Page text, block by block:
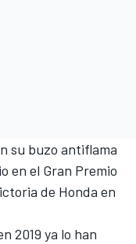
su buzo antiflama
en el Gran Premio
de Honda en
2019 ya lo han